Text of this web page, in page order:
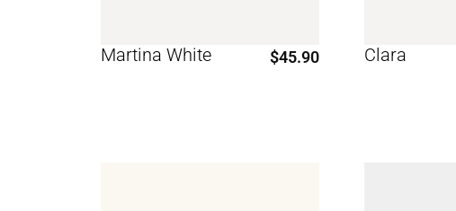
Martina White $45.90 Clara